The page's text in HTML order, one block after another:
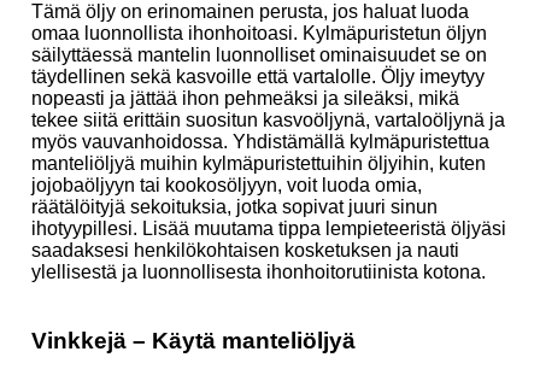
Tämä öljy on erinomainen perusta, jos haluat luoda
omaa luonnollista ihonhoitoasi. Kylmäpuristetun öljyn
säilyttäessä mantelin luonnolliset ominaisuudet se on
täydellinen sekä kasvoille että vartalolle. Öljy imeytyy
nopeasti ja jättää ihon pehmeäksi ja sileäksi, mikä
tekee siitä erittäin suositun kasvoöljynä, vartaloöljynä ja
myös vauvanhoidossa. Yhdistämällä kylmäpuristettua
manteliöljyä muihin kylmäpuristettuihin öljyihin, kuten
jojobaöljyyn tai kookosöljyyn, voit luoda omia,
räätälöityjä sekoituksia, jotka sopivat juuri sinun
ihotyypillesi. Lisää muutama tippa lempieteeristä öljyäsi
saadaksesi henkilökohtaisen kosketuksen ja nauti
ylellisestä ja luonnollisesta ihonhoitorutiinista kotona.
Vinkkejä – Käytä manteliöljyä